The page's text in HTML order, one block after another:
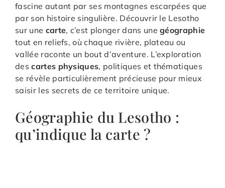
fascine autant par ses montagnes escarpées que
par son histoire singulière. Découvrir le Lesotho
sur une carte, c’est plonger dans unegéographie
tout en reliefs, où chaque rivière, plateau ou
vallée raconte un bout d’aventure. L’exploration
descartes physiques, politiques et thématiques
se révèle particulièrement précieuse pour mieux
saisir les secrets de ce territoire unique.
Géographie du Lesotho :
qu’indique la carte ?